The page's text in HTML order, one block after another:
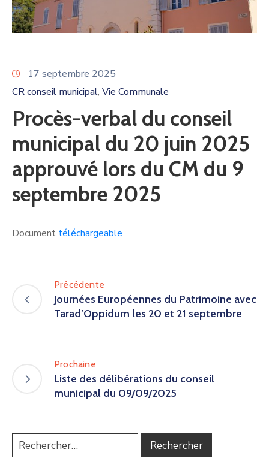
17 septembre 2025
CR conseil municipal‚ Vie Communale
Procès-verbal du conseil
municipal du 20 juin 2025
approuvé lors du CM du 9
septembre 2025
Document téléchargeable
Précédente
Journées Européennes du Patrimoine avec
Tarad’Oppidum les 20 et 21 septembre
Prochaine
Liste des délibérations du conseil
municipal du 09/09/2025